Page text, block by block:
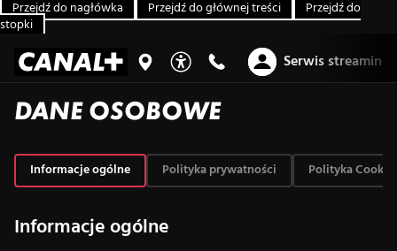
Przejdź do nagłówka Przejdź do głównej treści
Przejdź do
stopki
Serwis
DANE OSOBOWE
Informacje ogólne Polityka prywatności Polityka
Informacje ogólne